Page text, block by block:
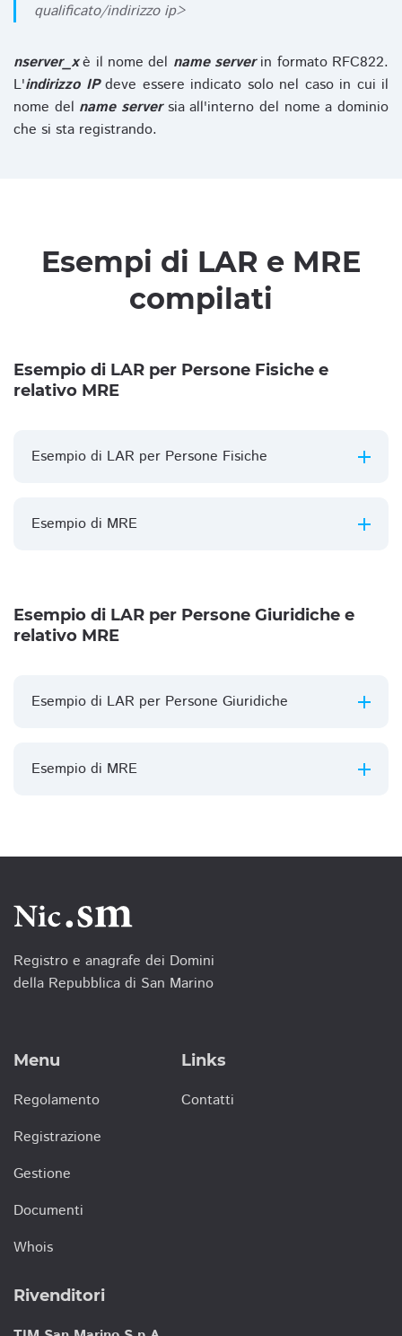
qualificato/indirizzo ip>
nserver_xè il nome del name serverin formato RFC822.
L'indirizzo IPdeve essere indicato solo nel caso in cui il
nome del name serversia all'interno del nome a dominio
che si sta registrando.
Esempi di LAR e MRE
compilati
Esempio di LAR per Persone Fisiche e
relativo MRE
Esempio di LAR per Persone Fisiche
Esempio di MRE
Esempio di LAR per Persone Giuridiche e
relativo MRE
Esempio di LAR per Persone Giuridiche
Esempio di MRE
Registro e anagrafe dei Domini
della Repubblica di San Marino
Menu
Regolamento
Registrazione
Gestione
Documenti
Whois
Links
Contatti
Rivenditori